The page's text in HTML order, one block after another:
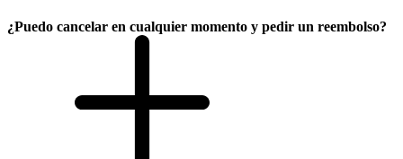
¿Puedo cancelar en cualquier momento y pedir un reembolso?